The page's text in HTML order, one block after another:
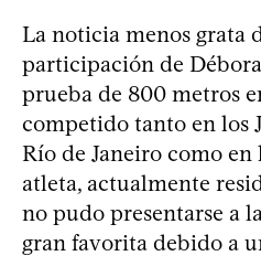
La noticia menos grata
participación de
prueba de 800 metros
competido tanto en los
Río de Janeiro como en
atleta, actualmente
no pudo presentarse a
gran favorita debido a